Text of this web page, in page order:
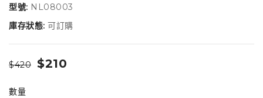
型號: NL08003
庫存狀態: 可訂購
$420 $210
數量